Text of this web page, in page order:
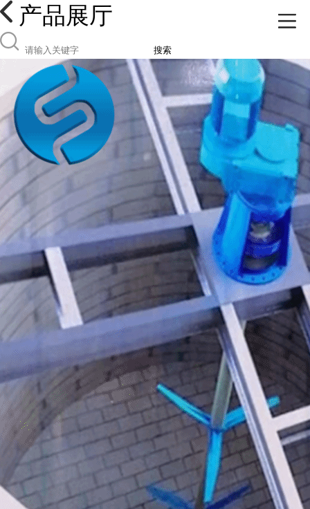
产品展厅
搜索